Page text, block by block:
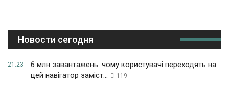
Новости сегодня
21:23
6 млн завантажень: чому користувачі переходять на
цей навігатор заміст...
119